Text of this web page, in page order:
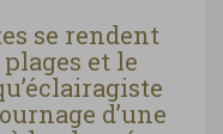
se rendent
et le
d’une